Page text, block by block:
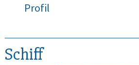
Profil
Schiff